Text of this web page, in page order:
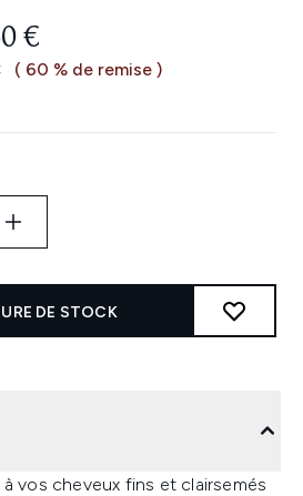
de 5
:
​​ACTUEL :
€
( 60 % de remise )
DE STOCK
vos cheveux fins et clairsemés